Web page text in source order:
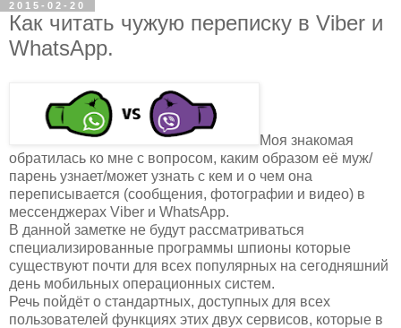
2015-02-20
Как читать чужую переписку в Viber и
WhatsApp.
Моя знакомая
обратилась ко мне с вопросом, каким образом её муж/
парень узнает/может узнать с кем и о чем она
переписывается (сообщения, фотографии и видео) в
мессенджерах Viber и WhatsApp.
В данной заметке не будут рассматриваться
специализированные программы шпионы которые
существуют почти для всех популярных на сегодняшний
день мобильных операционных систем.
Речь пойдёт о стандартных, доступных для всех
пользователей функциях этих двух сервисов, которые в